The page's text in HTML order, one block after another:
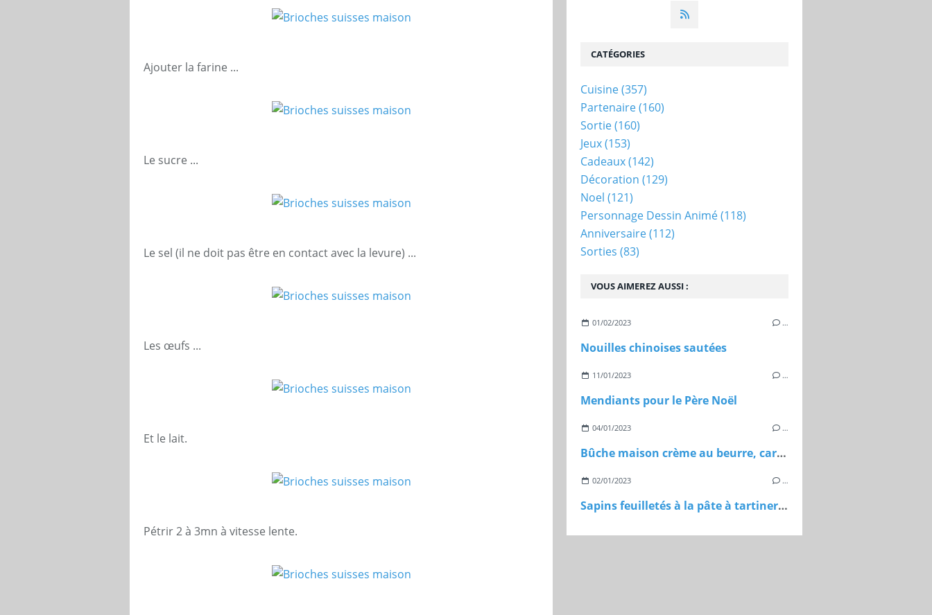
Ajouter la farine ...
Le sucre ...
Le sel (il ne doit pas être en contact avec la levure) ...
Les œufs ...
Et le lait.
Pétrir 2 à 3mn à vitesse lente.
VOUS AIMEREZ AUSSI :
01/02/2023 …
Nouilles chinoises sautées
11/01/2023 …
Mendiants pour le Père Noël
04/01/2023 …
Bûche maison crème au beurre, caramel au beurre salé, feuillantine et génoise
02/01/2023 …
Sapins feuilletés à la pâte à tartiner maison
CATÉGORIES
Cuisine(357)
Partenaire(160)
Sortie(160)
Jeux(153)
Cadeaux(142)
Décoration (129)
Noel (121)
Personnage Dessin Animé(118)
Anniversaire(112)
Sorties (83)